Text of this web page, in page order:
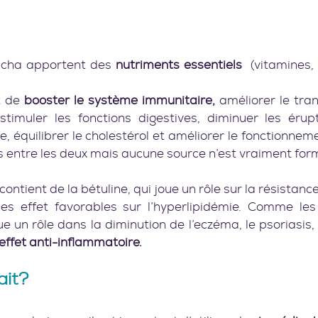
apportent des nutriments essentiels
de booster le système immunitaire, améliorer le
les fonctions digestives, diminuer les
équilibrer le cholestérol et améliorer le
les deux mais aucune source n’est vraiment
de la bétuline, qui joue un rôle sur la résistance
effet favorables sur l’hyperlipidémie. Comme
un rôle dans la diminution de l’eczéma, le
anti-inflammatoire.